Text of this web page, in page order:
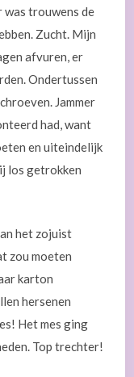
was trouwens de
Zucht. Mijn
afvuren, er
Ondertussen
Jammer
had, want
en uiteindelijk
los getrokken
het zojuist
zou moeten
karton
hersenen
Het mes ging
Top trechter!